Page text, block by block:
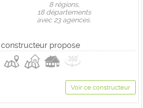
8 règions,
18 départements
avec 23 agences.
constructeur propose
Voir ce constructeur